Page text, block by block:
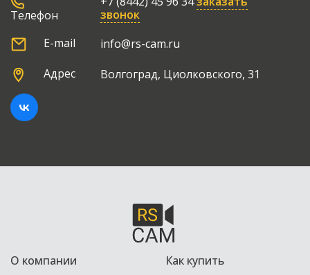
Телефон
звонок
E-mail
info@rs-cam.ru
Адрес
Волгоград, Циолковского, 31
О компании
Как купить